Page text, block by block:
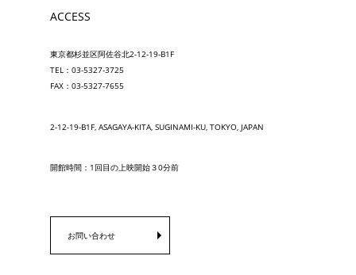
ACCESS
東京都杉並区阿佐谷北2-12-19-B1F
TEL：03-5327-3725
FAX：03-5327-7655
2-12-19-B1F, ASAGAYA-KITA, SUGINAMI-KU, TOKYO, JAPAN
開館時間：1回目の上映開始３0分前
お問い合わせ